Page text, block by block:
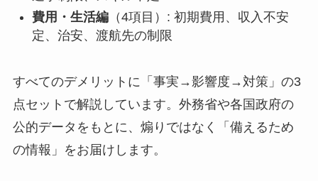
費用・生活編（4項目）: 初期費用、収入不安
定、治安、渡航先の制限
すべてのデメリットに「事実→影響度→対策」の3
点セットで解説しています。外務省や各国政府の
公的データをもとに、煽りではなく「備えるため
の情報」をお届けします。